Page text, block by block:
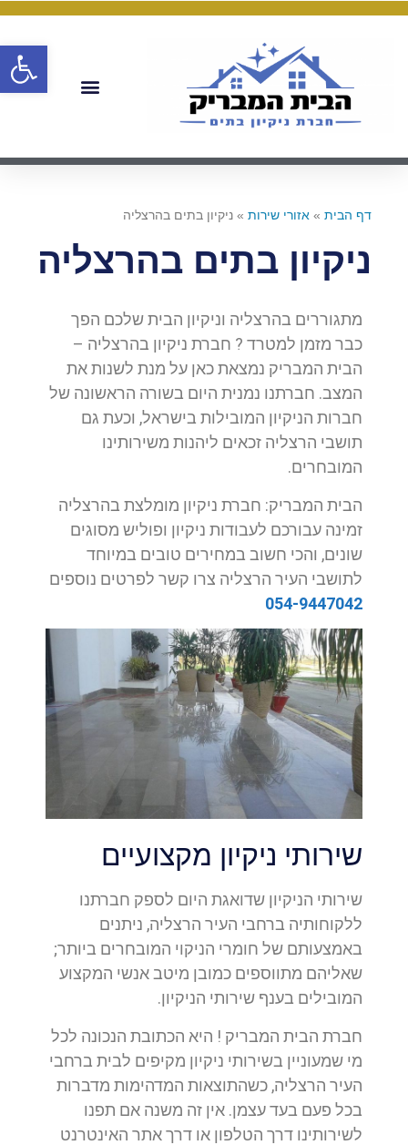
דף הבית » אזורי שירות » ניקיון בתים בהרצליה
ניקיון בתים בהרצליה
מתגוררים בהרצליה וניקיון הבית שלכם הפך
כבר מזמן למטרד ? חברת ניקיון בהרצליה –
הבית המבריק נמצאת כאן על מנת לשנות את
המצב. חברתנו נמנית היום בשורה הראשונה של
חברות הניקיון המובילות בישראל, וכעת גם
תושבי הרצליה זכאים ליהנות משירותינו
המובחרים.
הבית המבריק: חברת ניקיון מומלצת בהרצליה
זמינה עבורכם לעבודות ניקיון ופוליש מסוגים
שונים, והכי חשוב במחירים טובים במיוחד
לתושבי העיר הרצליה צרו קשר לפרטים נוספים
054-9447042
שירותי ניקיון מקצועיים
שירותי הניקיון שדואגת היום לספק חברתנו
ללקוחותיה ברחבי העיר הרצליה, ניתנים
באמצעותם של חומרי הניקוי המובחרים ביותר;
שאליהם מתווספים כמובן מיטב אנשי המקצוע
המובילים בענף שירותי הניקיון.
חברת הבית המבריק ! היא הכתובת הנכונה לכל
מי שמעוניין בשירותי ניקיון מקיפים לבית ברחבי
העיר הרצליה, כשהתוצאות המדהימות מדברות
בכל פעם בעד עצמן. אין זה משנה אם תפנו
לשירותינו דרך הטלפון או דרך אתר האינטרנט